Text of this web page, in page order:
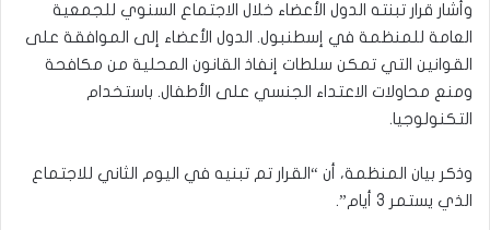
وأشار قرار تبنته الدول الأعضاء خلال الاجتماع السنوي للجمعية
العامة للمنظمة في إسطنبول. الدول الأعضاء إلى الموافقة على
القوانين التي تمكن سلطات إنفاذ القانون المحلية من مكافحة
ومنع محاولات الاعتداء الجنسي على الأطفال. باستخدام
التكنولوجيا.
وذكر بيان المنظمة، أن “القرار تم تبنيه في اليوم الثاني للاجتماع
الذي يستمر 3 أيام”.